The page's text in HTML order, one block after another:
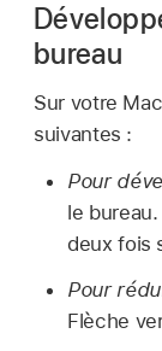
bureau
Sur votre
suivantes :
Pour
le
deux fois
Pour
Flèche